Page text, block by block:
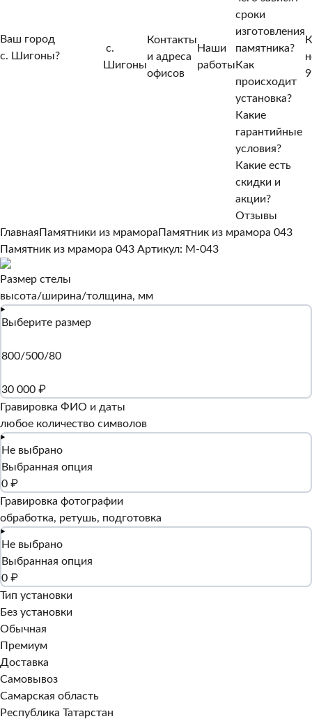
Ваш город
с. Шигоны?
с.
Шигоны
Контакты
и адреса
офисов
Наши
работы
сроки
изготовления
памятника?
Как
происходит
установка?
Какие
гарантийные
условия?
Какие есть
скидки и
акции?
Отзывы
Главная Памятники из мрамора Памятник из мрамора 043
Памятник из мрамора 043 Артикул: M-043
Размер стелы
высота/ширина/толщина, мм
Выберите размер
800/500/80
30 000 ₽
Гравировка ФИО и даты
любое количество символов
Не выбрано
Выбранная опция
0 ₽
Гравировка фотографии
обработка, ретушь, подготовка
Не выбрано
Выбранная опция
0 ₽
Тип установки
Без установки
Обычная
Премиум
Доставка
Самовывоз
Самарская область
Республика Татарстан